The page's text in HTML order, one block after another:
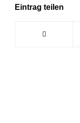
Eintrag teilen